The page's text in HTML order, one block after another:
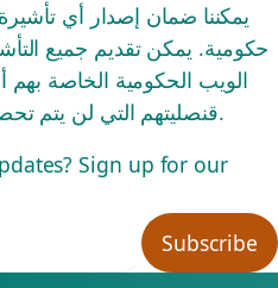
يمكننا ضمان إصدار أي
حكومية. يمكن تقديم جميع
الويب الحكومية الخاصة
قنصليتهم التي لن يتم تحصيل رسوم الخدمة منك مقابلها.
Sign up for our
Subscribe